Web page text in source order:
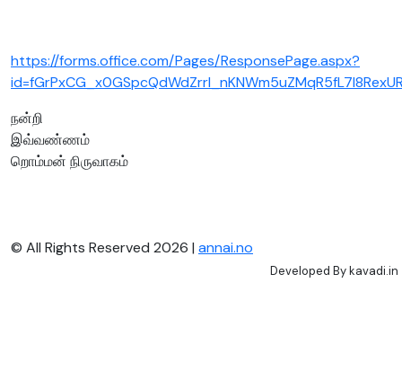
https://forms.office.com/Pages/ResponsePage.aspx?
நன்றி
இவ்வண்ணம்
றொம்மன் நிருவாகம்
© All Rights Reserved 2026 | annai.no
Developed Bykavadi.in